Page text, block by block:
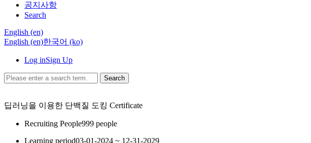
공지사항
Search
English ‎(en)‎
English ‎(en)‎한국어 ‎(ko)‎
Log inSign Up
Search
딥러닝을 이용한 단백질 도킹 Certificate
Recruiting People999 people
Learning period03-01-2024 ~ 12-31-2029